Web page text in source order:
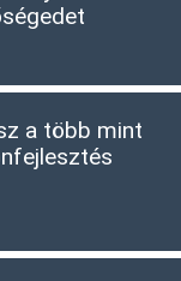
a több mint